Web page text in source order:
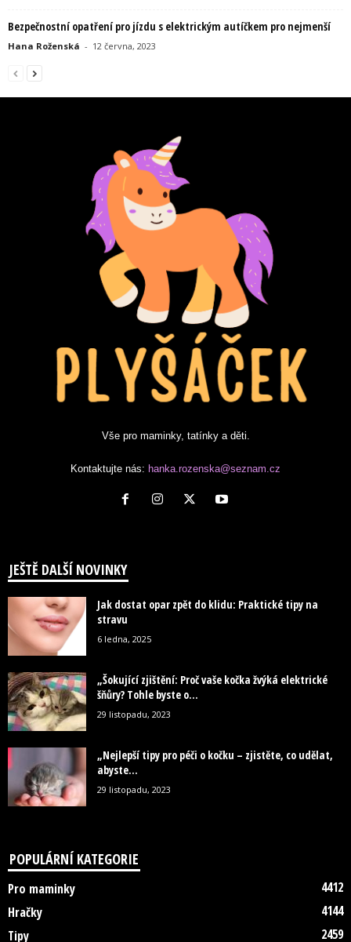
Bezpečnostní opatření pro jízdu s elektrickým autíčkem pro nejmenší
Hana Roženská - 12 června, 2023
Vše pro maminky, tatínky a děti.
Kontaktujte nás: hanka.rozenska@seznam.cz
JEŠTĚ DALŠÍ NOVINKY
Jak dostat opar zpět do klidu: Praktické tipy na
stravu
6 ledna, 2025
„Šokující zjištění: Proč vaše kočka žvýká elektrické
šňůry? Tohle byste o...
29 listopadu, 2023
„Nejlepší tipy pro péči o kočku – zjistěte, co udělat,
abyste...
29 listopadu, 2023
POPULÁRNÍ KATEGORIE
Pro maminky
4412
Hračky
4144
Tipy
2459